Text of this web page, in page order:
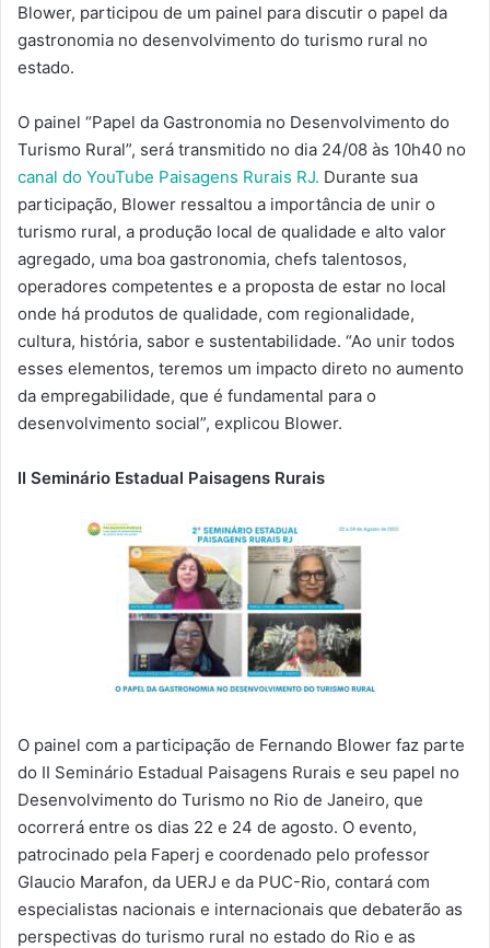
Blower, participou de um painel para discutir o papel da
gastronomia no desenvolvimento do turismo rural no
estado.
O painel “Papel da Gastronomia no Desenvolvimento do
Turismo Rural”, será transmitido no dia 24/08 às 10h40 no
canal do YouTube Paisagens Rurais RJ. Durante sua
participação, Blower ressaltou a importância de unir o
turismo rural, a produção local de qualidade e alto valor
agregado, uma boa gastronomia, chefs talentosos,
operadores competentes e a proposta de estar no local
onde há produtos de qualidade, com regionalidade,
cultura, história, sabor e sustentabilidade. “Ao unir todos
esses elementos, teremos um impacto direto no aumento
da empregabilidade, que é fundamental para o
desenvolvimento social”, explicou Blower.
II Seminário Estadual Paisagens Rurais
O painel com a participação de Fernando Blower faz parte
do II Seminário Estadual Paisagens Rurais e seu papel no
Desenvolvimento do Turismo no Rio de Janeiro, que
ocorrerá entre os dias 22 e 24 de agosto. O evento,
patrocinado pela Faperj e coordenado pelo professor
Glaucio Marafon, da UERJ e da PUC-Rio, contará com
especialistas nacionais e internacionais que debaterão as
perspectivas do turismo rural no estado do Rio e as